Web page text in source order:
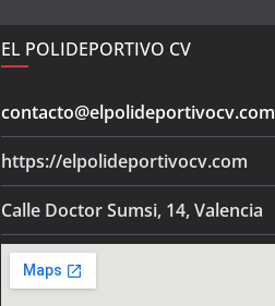
EL POLIDEPORTIVO CV
contacto@elpolideportivocv.com
https://elpolideportivocv.com
Calle Doctor Sumsi, 14, Valencia